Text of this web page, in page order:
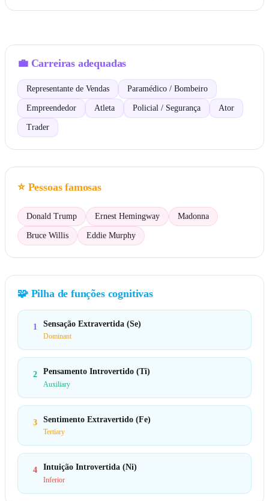
💼 Carreiras adequadas
Representante de Vendas Paramédico / Bombeiro
Empreendedor Atleta Policial / Segurança Ator
Trader
⭐ Pessoas famosas
Donald Trump Ernest Hemingway Madonna
Bruce Willis Eddie Murphy
🧩 Pilha de funções cognitivas
1 Sensação Extravertida (Se)
Dominant
2 Pensamento Introvertido (Ti)
Auxiliary
3 Sentimento Extravertido (Fe)
Tertiary
4 Intuição Introvertida (Ni)
Inferior